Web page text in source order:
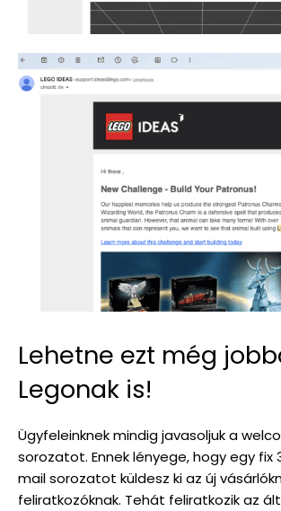
Lehetne ezt még
Legonak is!
Ügyfeleinknek mindig javasoljuk a
sorozatot. Ennek lényege, hogy egy fix
mail sorozatot küldesz ki az új
feliratkozóknak. Tehát feliratkozik az